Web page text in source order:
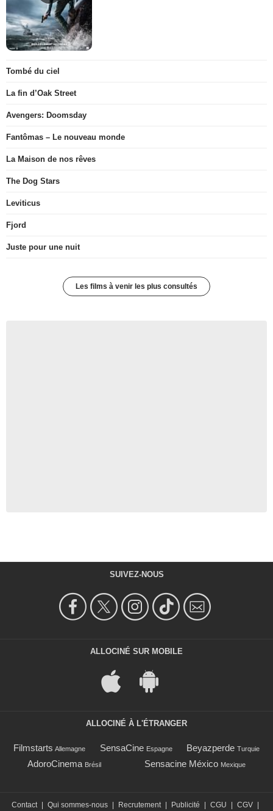
Tombé du ciel
La fin d’Oak Street
Avengers: Doomsday
Fantômas – Le nouveau monde
La Maison de nos rêves
The Dog Stars
Leviticus
Fjord
Juste pour une nuit
Les films à venir les plus consultés
SUIVEZ-NOUS
ALLOCINÉ SUR MOBILE
ALLOCINÉ À L'ÉTRANGER
Filmstarts Allemagne SensaCine Espagne Beyazperde Turquie
AdoroCinema Brésil Sensacine México Mexique
Contact Qui sommes-nous Recrutement Publicité CGU CGV